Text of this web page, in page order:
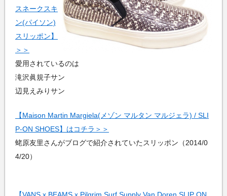
スネークスキ
ン(パイソン)
スリッポン】
＞＞
愛用されているのは
滝沢眞規子サン
辺見えみりサン
【Maison Martin Margiela(メゾン マルタン マルジェラ) / SLI
P-ON SHOES】はコチラ＞＞
蛯原友里さんがブログで紹介されていたスリッポン（2014/0
4/20）